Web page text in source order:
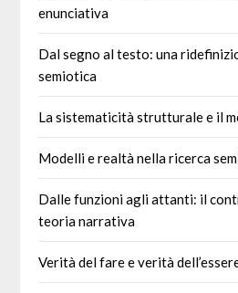
enunciativa
Dal segno al testo: una
semiotica
La sistematicità strutturale e il
Modelli e realtà nella ricerca
Dalle funzioni agli attanti: il
teoria narrativa
Verità del fare e verità